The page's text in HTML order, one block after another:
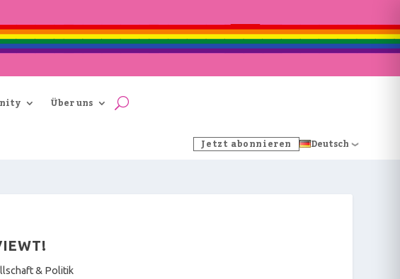
Über uns
Jetzt abonnieren Deutsch
& Politik